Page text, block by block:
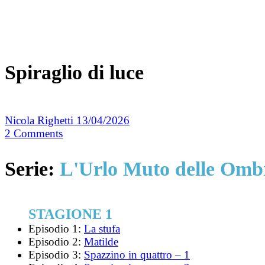
Spiraglio di luce
Nicola Righetti 13/04/2026
2 Comments
Serie: L'Urlo Muto delle
STAGIONE 1
Episodio 1: La stufa
Episodio 2: Matilde
Episodio 3: Spazzino in quattro – 1